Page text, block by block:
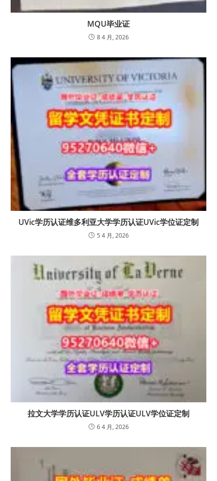
MQU毕业证
8 4 月, 2026
UVic学历认证维多利亚大学学历认证UVic学位证定制
5 4 月, 2026
拉文大学学历认证ULV学历认证ULV学位证定制
6 4 月, 2026